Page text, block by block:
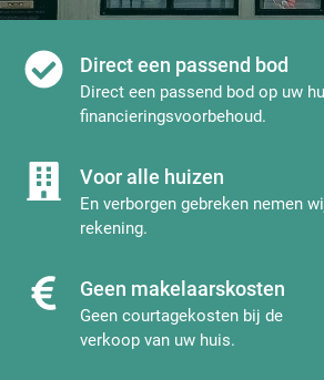
Direct een passend bod
Direct een passend bod op uw
financieringsvoorbehoud.
Voor alle huizen
En verborgen gebreken nemen
rekening.
Geen makelaarskosten
Geen courtagekosten bij de
verkoop van uw huis.